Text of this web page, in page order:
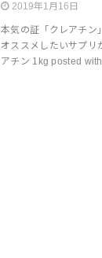
2019年1月16日
本気の証「クレアチン
オススメしたいサプ
アチン 1kg posted